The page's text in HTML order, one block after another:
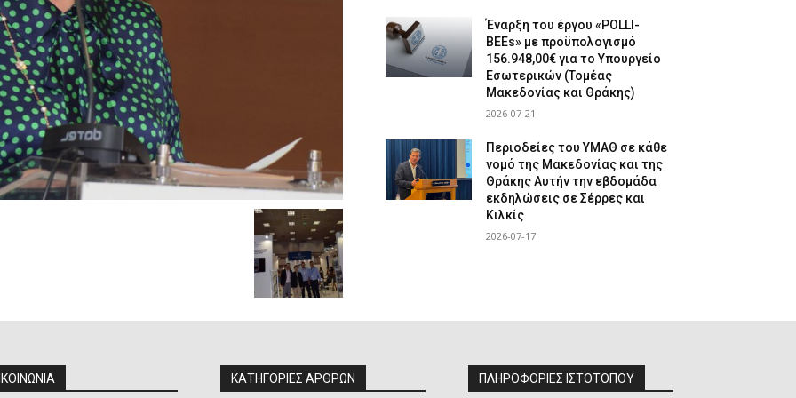
Έναρξη του έργου «POLLI-
BEEs» με προϋπολογισμό
156.948,00€ για το Υπουργείο
Εσωτερικών (Τομέας
Μακεδονίας και Θράκης)
2026-07-21
Περιοδείες του ΥΜΑΘ σε κάθε
νομό της Μακεδονίας και της
Θράκης Αυτήν την εβδομάδα
εκδηλώσεις σε Σέρρες και
Κιλκίς
2026-07-17
ΚΑΤΗΓΟΡΙΕΣ ΑΡΘΡΩΝ ΠΛΗΡΟΦΟΡΙΕΣ ΙΣΤΟΤΟΠΟΥ